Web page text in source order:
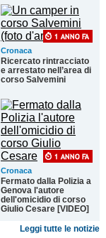
Cronaca
Ricercato rintracciato
e arrestato nell’area di
corso Salvemini
Cronaca
Fermato dalla Polizia a
Genova l'autore
dell'omicidio di corso
Giulio Cesare [VIDEO]
Leggi tutte le notizie